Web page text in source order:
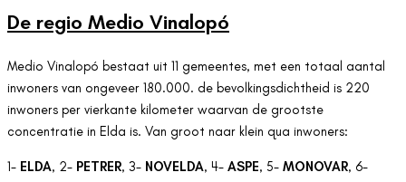
De regio Medio Vinalopó
Medio Vinalopó bestaat uit 11 gemeentes, met een totaal aantal
inwoners van ongeveer 180.000. de bevolkingsdichtheid is 220
inwoners per vierkante kilometer waarvan de grootste
concentratie in Elda is. Van groot naar klein qua inwoners:
1- ELDA, 2- PETRER, 3- NOVELDA, 4- ASPE, 5- MONOVAR, 6-